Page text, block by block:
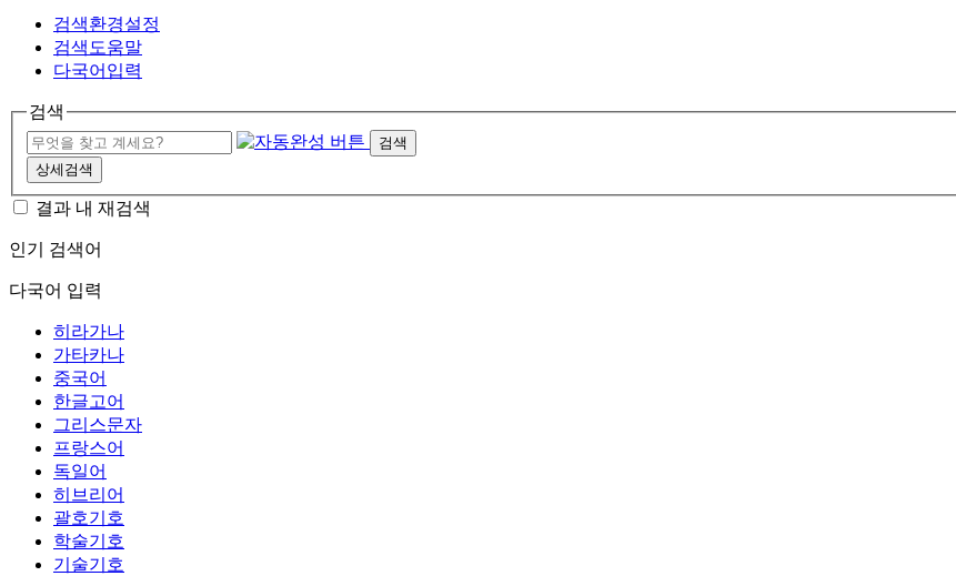
검색환경설정
검색도움말
다국어입력
검색
검색
상세검색
결과 내 재검색
인기 검색어
다국어 입력
히라가나
가타카나
중국어
한글고어
그리스문자
프랑스어
독일어
히브리어
괄호기호
학술기호
기술기호